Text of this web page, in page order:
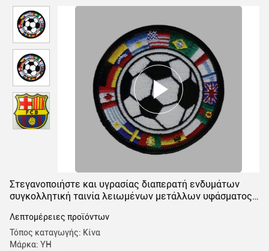
συγκολλητική ταινία λειωμένων μετάλλων υφάσματος καυτή
για Armband την κεντητική
Στεγανοποιήστε και υγρασίας διαπερατή ενδυμάτων
συγκολλητική ταινία λειωμένων μετάλλων υφάσματος
Λεπτομέρειες προϊόντων
Τόπος καταγωγής: Κίνα
Μάρκα: YH